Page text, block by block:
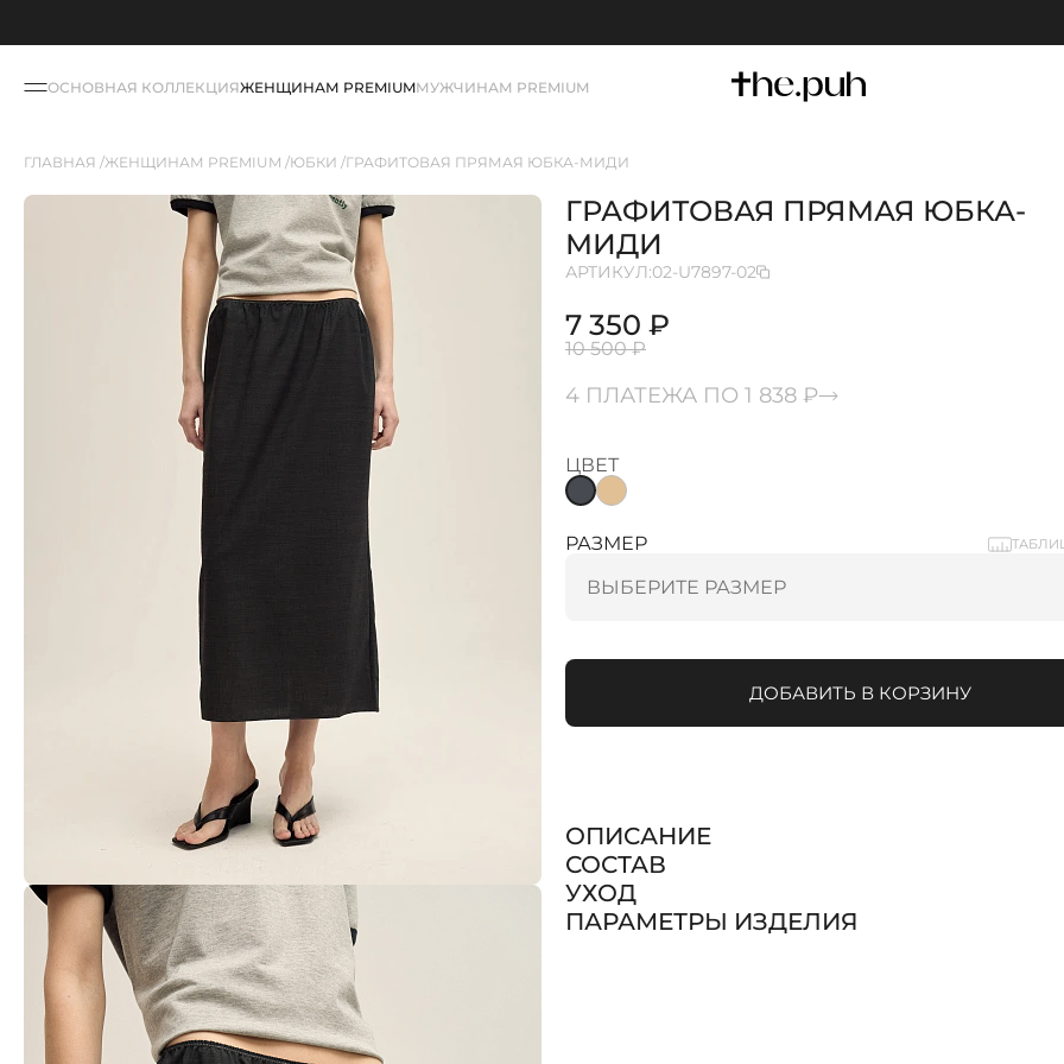
ОСНОВНАЯ КОЛЛЕКЦИЯЖЕНЩИНАМ PREMIUMМУЖЧИНАМ PREMIUM
ГЛАВНАЯ ЖЕНЩИНАМ PREMIUM ЮБКИ ГРАФИТОВАЯ ПРЯМАЯ ЮБКА-МИДИ
ГРАФИТОВАЯ ПРЯМАЯ ЮБКА-
МИДИ
АРТИКУЛ:02-U7897-02
7 350 ₽
10 500 ₽
4 ПЛАТЕЖА ПО 1 838 ₽
ЦВЕТ
РАЗМЕР
ДОБАВИТЬ В КОРЗИНУ
ОПИСАНИЕ
СОСТАВ
УХОД
ПАРАМЕТРЫ ИЗДЕЛИЯ